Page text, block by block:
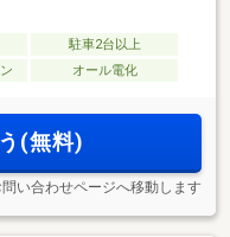
駐車2台以上
オール電化
(無料)
い合わせページへ移動します